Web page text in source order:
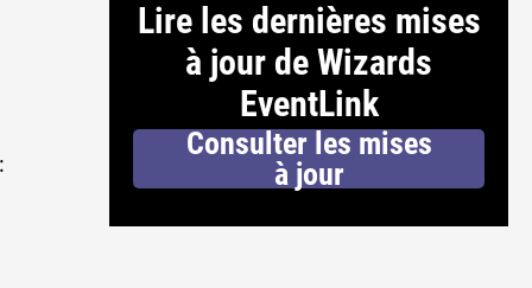
Lire les dernières mises
à jour de Wizards
EventLink
Consulter les mises
à jour